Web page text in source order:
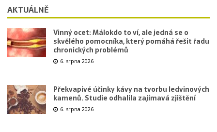
AKTUÁLNĚ
Vinný ocet: Málokdo to ví, ale jedná se o
skvělého pomocníka, který pomáhá řešit řadu
chronických problémů
6. srpna 2026
Překvapivé účinky kávy na tvorbu ledvinových
kamenů. Studie odhalila zajímavá zjištění
6. srpna 2026